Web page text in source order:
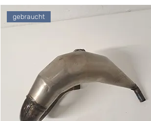
gebraucht